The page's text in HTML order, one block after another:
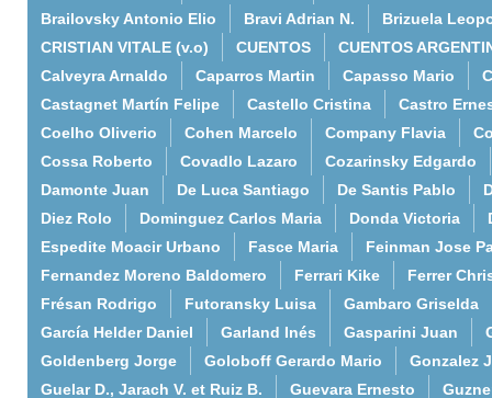
Brailovsky Antonio Elio
Bravi Adrian N.
Brizuela
CRISTIAN VITALE (v.o)
CUENTOS
CUENTOS
Calveyra Arnaldo
Caparros Martin Capasso Mario
Castagnet Martín Felipe
Castello Cristina
Castro
Coelho Oliverio
Cohen Marcelo Company Flavia
Cossa Roberto
Covadlo Lazaro
Cozarinsky Edgardo
Damonte Juan
De Luca Santiago De Santis Pablo
Diez Rolo
Dominguez Carlos Maria Donda Victoria
Espedite Moacir Urbano
Fasce Maria
Feinman Jose
Fernandez Moreno Baldomero
Ferrari Kike
Ferrer
Frésan Rodrigo
Futoransky Luisa
Gambaro Griselda
García Helder Daniel
Garland Inés Gasparini Juan
Goldenberg Jorge
Goloboff Gerardo Mario
Gonzalez
Guelar D., Jarach V. et Ruiz B.
Guevara Ernesto